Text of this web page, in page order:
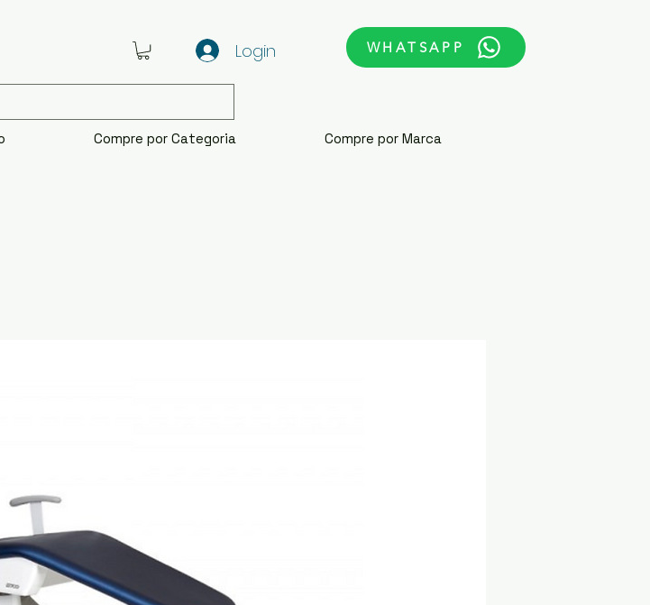
Login WHATSAPP
Compre por Categoria Compre por Marca